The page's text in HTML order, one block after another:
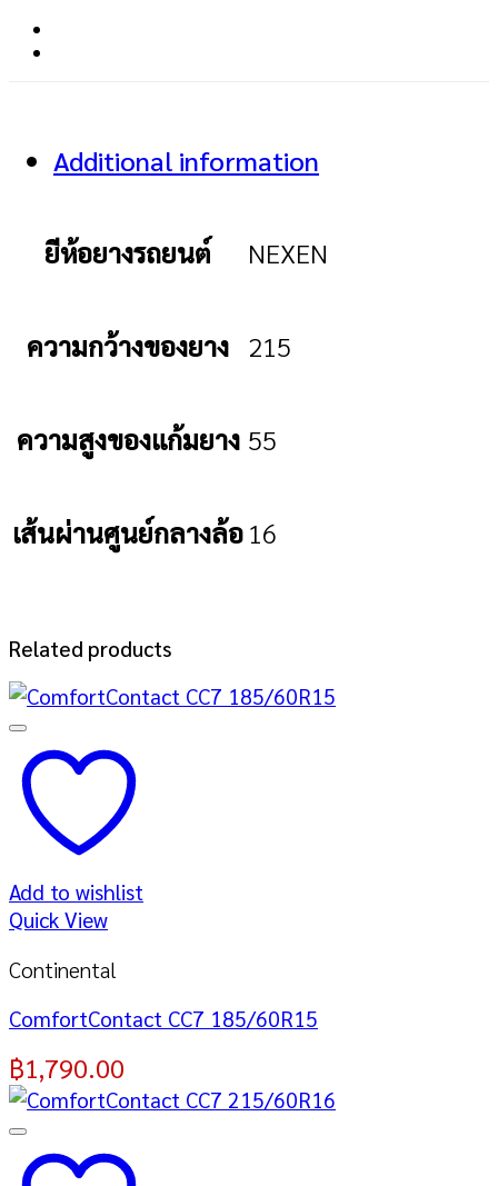
Additional information
ยีห้อยางรถยนต์ NEXEN
ความกว้างของยาง 215
ความสูงของแก้มยาง 55
เส้นผ่านศูนย์กลางล้อ16
Related products
Add to wishlist
Quick View
Continental
ComfortContact CC7 185/60R15
฿1,790.00